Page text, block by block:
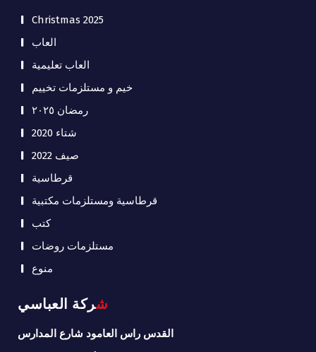
Christmas 2025
العاب
العاب تعليمية
خيم و مستلزمات تخييم
رمضان ٢٠٢٥
شتاء 2020
صيف 2022
قرطاسية
قرطاسية ومستلزمات مكتبية
كتب
مستلزمات روضات
منوع
شركة العباسي
القدس راس العامود شارع المدارس